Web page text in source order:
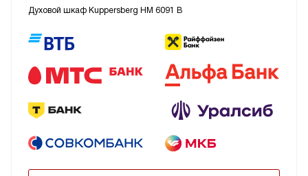
Духовой шкаф Kuppersberg HM 6091 B